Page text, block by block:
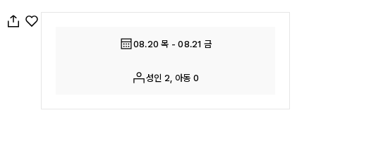
08.20 목 - 08.21 금
성인 2, 아동 0